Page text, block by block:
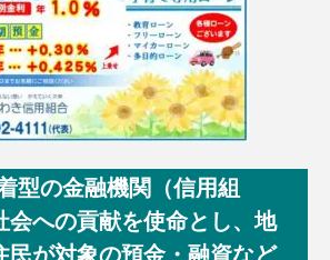
型の金融機関（信用組
会への貢献を使命とし、地
民が対象の預金・融資など